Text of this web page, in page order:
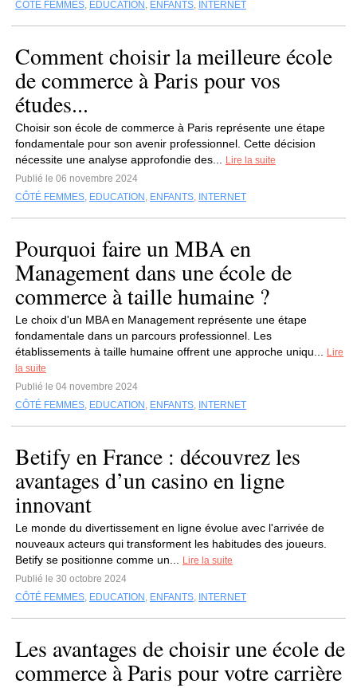
CÔTÉ FEMMES, EDUCATION , ENFANTS, INTERNET
Comment choisir la meilleure école
de commerce à Paris pour vos
études...
Choisir son école de commerce à Paris représente une étape
fondamentale pour son avenir professionnel. Cette décision
nécessite une analyse approfondie des...
Lire la suite
Publié le 06 novembre 2024
CÔTÉ FEMMES, EDUCATION , ENFANTS, INTERNET
Pourquoi faire un MBA en
Management dans une école de
commerce à taille humaine ?
Le choix d'un MBA en Management représente une étape
fondamentale dans un parcours professionnel. Les
établissements à taille humaine offrent une approche uniqu...
Lire
la suite
Publié le 04 novembre 2024
CÔTÉ FEMMES, EDUCATION , ENFANTS, INTERNET
Betify en France : découvrez les
avantages d’un casino en ligne
innovant
Le monde du divertissement en ligne évolue avec l'arrivée de
nouveaux acteurs qui transforment les habitudes des joueurs.
Betify se positionne comme un...
Lire la suite
Publié le 30 octobre 2024
CÔTÉ FEMMES, EDUCATION , ENFANTS, INTERNET
Les avantages de choisir une école de
commerce à Paris pour votre carrière